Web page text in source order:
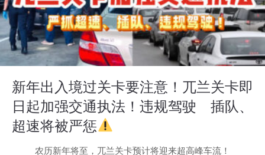
新年出入境过关卡要注意！兀兰关卡即
日起加强交通执法！违规驾驶 插队、
超速将被严惩
农历新年将至，兀兰关卡预计将迎来超高峰车流！